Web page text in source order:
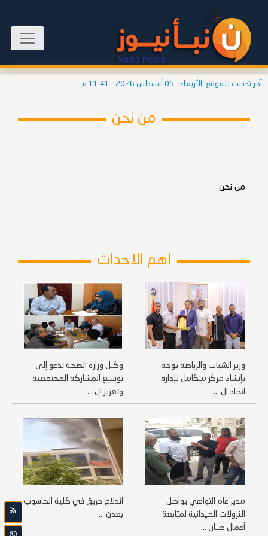
آخر تحديث للموقع : الأربعاء - 05 أغسطس 2026 - 11:41 م
من نحن
من نحن
اهم الاحداث
وزير الشباب والرياضة يوجه
بإنشاء مركز متكامل لإدارة
اتحاد ال ...
وكيل وزارة الصحة تدعو إلى
توسيع المشاركة المجتمعية
وتعزيز ال ...
مدير عام التواهي يواصل
النزولات الميدانية لمتابعة
أعمال صيان ...
اندلاع حريق في كلية الحاسوب
بعدن ...